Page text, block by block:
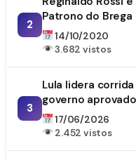
2
Patrono do Brega
14/10/2020
3.682 vistos
3
Lula lidera
governo
17/06/2026
2.452 vistos